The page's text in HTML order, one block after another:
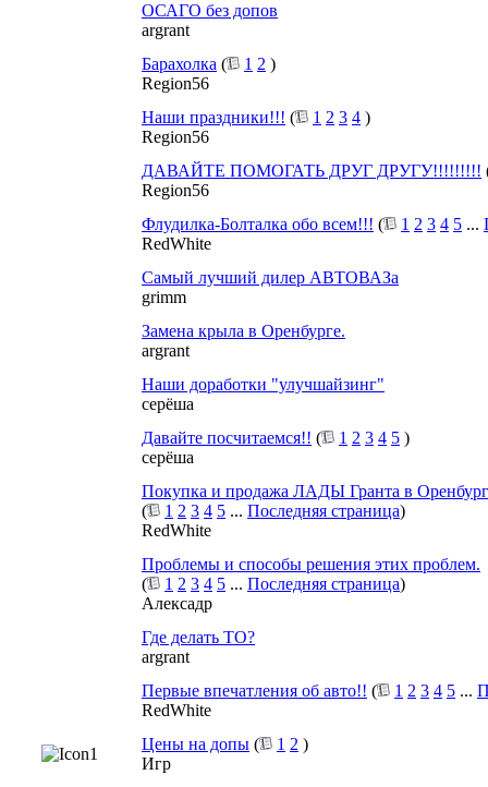
ОСАГО без допов
argrant
Барахолка ( 1 2 )
Region56
Наши праздники!!! ( 1 2 3 4 )
Region56
ДАВАЙТЕ ПОМОГАТЬ ДРУГ ДРУГУ!!!!!!!!!
Region56
Флудилка-Болталка обо всем!!! ( 1 2 3 4 5 ...
RedWhite
Самый лучший дилер АВТОВАЗа
grimm
Замена крыла в Оренбурге.
argrant
Наши доработки "улучшайзинг"
серёша
Давайте посчитаемся!! ( 1 2 3 4 5 )
серёша
Покупка и продажа ЛАДЫ Гранта в
(
1 2 3 4 5 ... Последняя страница)
RedWhite
Проблемы и способы решения этих проблем.
(
1 2 3 4 5 ... Последняя страница)
Алексадр
Где делать ТО?
argrant
Первые впечатления об авто!! ( 1 2 3 4 5 ...
RedWhite
Цены на допы ( 1 2 )
Игр